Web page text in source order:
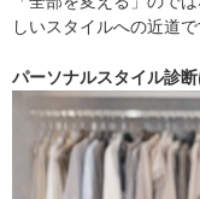
しいスタイルへの近道で
パーソナルスタイル診